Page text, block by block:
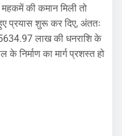
की कमान मिली तो
प्रयास शुरू कर दिए, अंततः
लाख की धनराशि के
निर्माण का मार्ग प्रशस्त हो